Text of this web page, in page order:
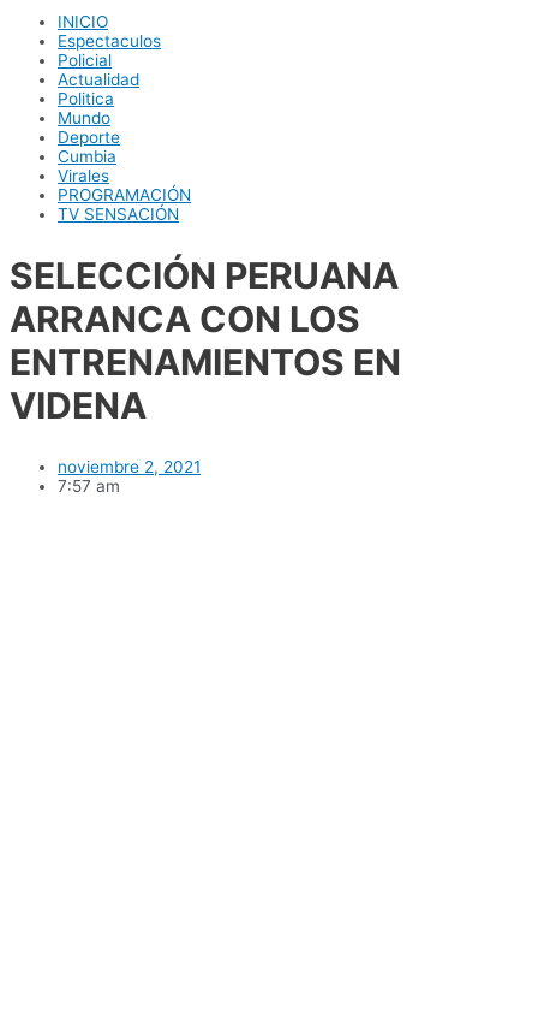
INICIO
Espectaculos
Policial
Actualidad
Politica
Mundo
Deporte
Cumbia
Virales
PROGRAMACIÓN
TV SENSACIÓN
SELECCIÓN PERUANA
ARRANCA CON LOS
ENTRENAMIENTOS EN
VIDENA
noviembre 2, 2021
7:57 am